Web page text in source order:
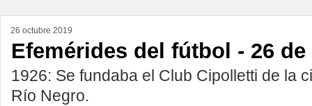
26 octubre 2019
Efemérides del fútbol - 26
1926: Se fundaba el Club Cipolletti de la
Río Negro.